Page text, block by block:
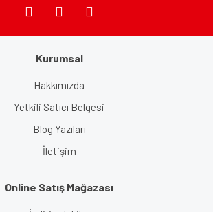
Kurumsal
Hakkımızda
Yetkili Satıcı Belgesi
Blog Yazıları
İletişim
Online Satış Mağazası